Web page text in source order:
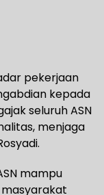
pekerjaan
kepada
seluruh ASN
menjaga
mampu
masyarakat